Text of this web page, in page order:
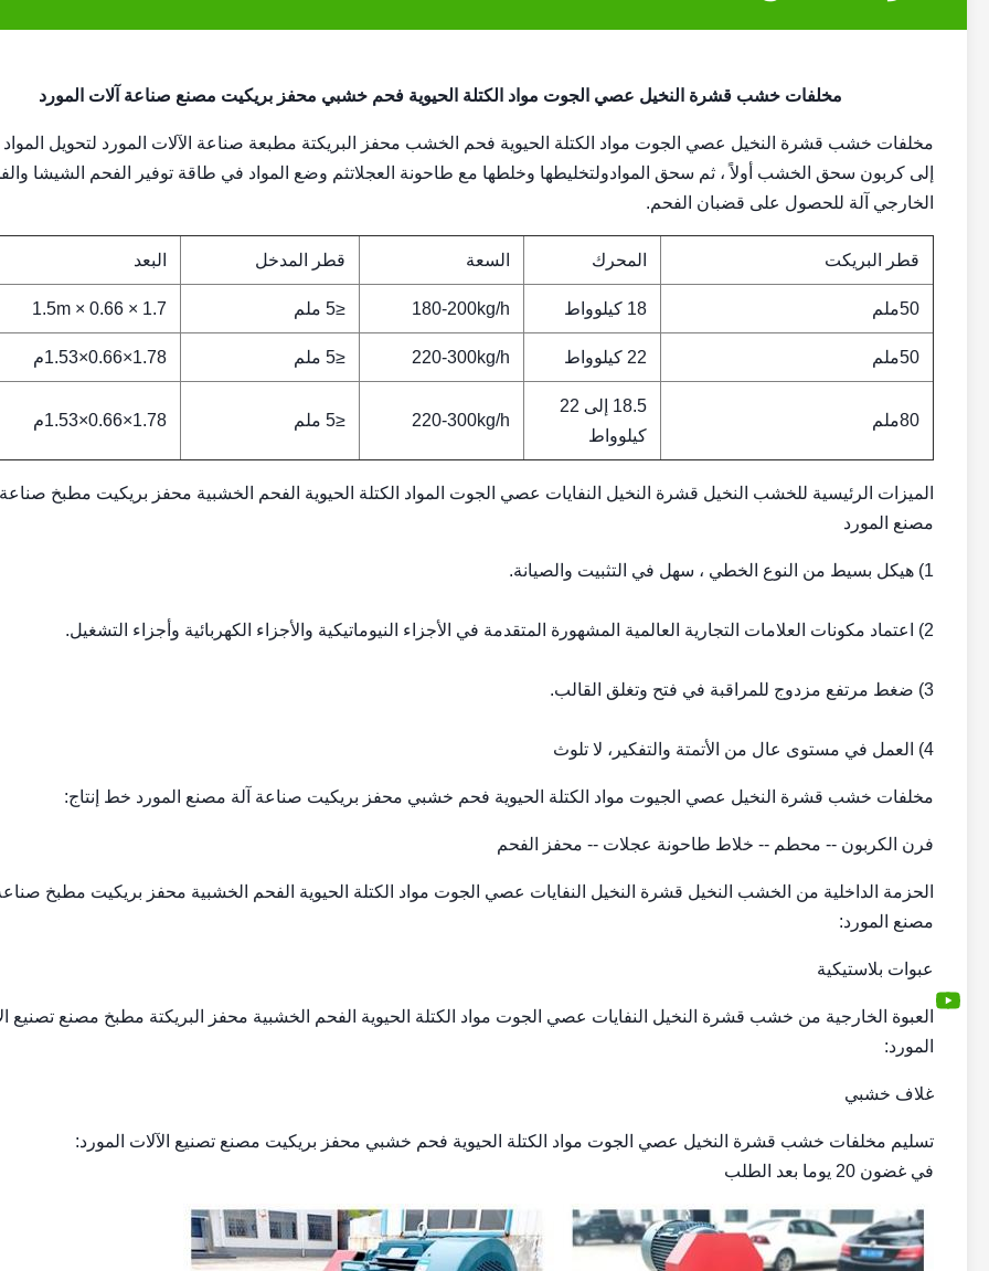
مخلفات خشب قشرة النخيل عصي الجوت مواد الكتلة الحيوية فحم خشبي محفز بريكيت مصنع صناعة آلات المورد
مخلفات خشب قشرة النخيل عصي الجوت مواد الكتلة الحيوية فحم الخشب محفز البريكتة مطبعة صناعة الآلات المورد لتحويل المواد
إلى كربون سحق الخشب أولاً ، ثم سحق الموادولتخليطها وخلطها مع طاحونة العجلاتثم وضع المواد في طاقة توفير الفحم الشيشا
الخارجي آلة للحصول على قضبان الفحم.
قطر البريكت المحرك السعة قطر المدخل البعد
50ملم 18 كيلوواط 180-200kg/h ≤5 ملم 1.7 × 0.66 × 1.5m
50ملم 22 كيلوواط 220-300kg/h ≤5 ملم 1.78×0.66×1.53م
80ملم
18.5 إلى 22
كيلوواط
220-300kg/h ≤5 ملم 1.78×0.66×1.53م
الميزات الرئيسية للخشب النخيل قشرة النخيل النفايات عصي الجوت المواد الكتلة الحيوية الفحم الخشبية محفز بريكيت مطبخ
مصنع المورد
1) هيكل بسيط من النوع الخطي ، سهل في التثبيت والصيانة.
2) اعتماد مكونات العلامات التجارية العالمية المشهورة المتقدمة في الأجزاء النيوماتيكية والأجزاء الكهربائية وأجزاء التشغيل.
3) ضغط مرتفع مزدوج للمراقبة في فتح وتغلق القالب.
4) العمل في مستوى عال من الأتمتة والتفكير، لا تلوث
مخلفات خشب قشرة النخيل عصي الجيوت مواد الكتلة الحيوية فحم خشبي محفز بريكيت صناعة آلة مصنع المورد خط إنتاج:
فرن الكربون -- محطم -- خلاط طاحونة عجلات -- محفز الفحم
الحزمة الداخلية من الخشب النخيل قشرة النخيل النفايات عصي الجوت مواد الكتلة الحيوية الفحم الخشبية محفز بريكيت مطبخ
مصنع المورد:
عبوات بلاستيكية
العبوة الخارجية من خشب قشرة النخيل النفايات عصي الجوت مواد الكتلة الحيوية الفحم الخشبية محفز البريكتة مطبخ مصنع تصنيع
المورد:
غلاف خشبي
تسليم مخلفات خشب قشرة النخيل عصي الجوت مواد الكتلة الحيوية فحم خشبي محفز بريكيت مصنع تصنيع الآلات المورد:
في غضون 20 يوما بعد الطلب